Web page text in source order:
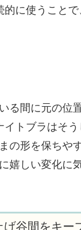
に使うこと
る間に元の位
トブラはそ
の形を保ちや
嬉しい変化に
げ谷間をキー